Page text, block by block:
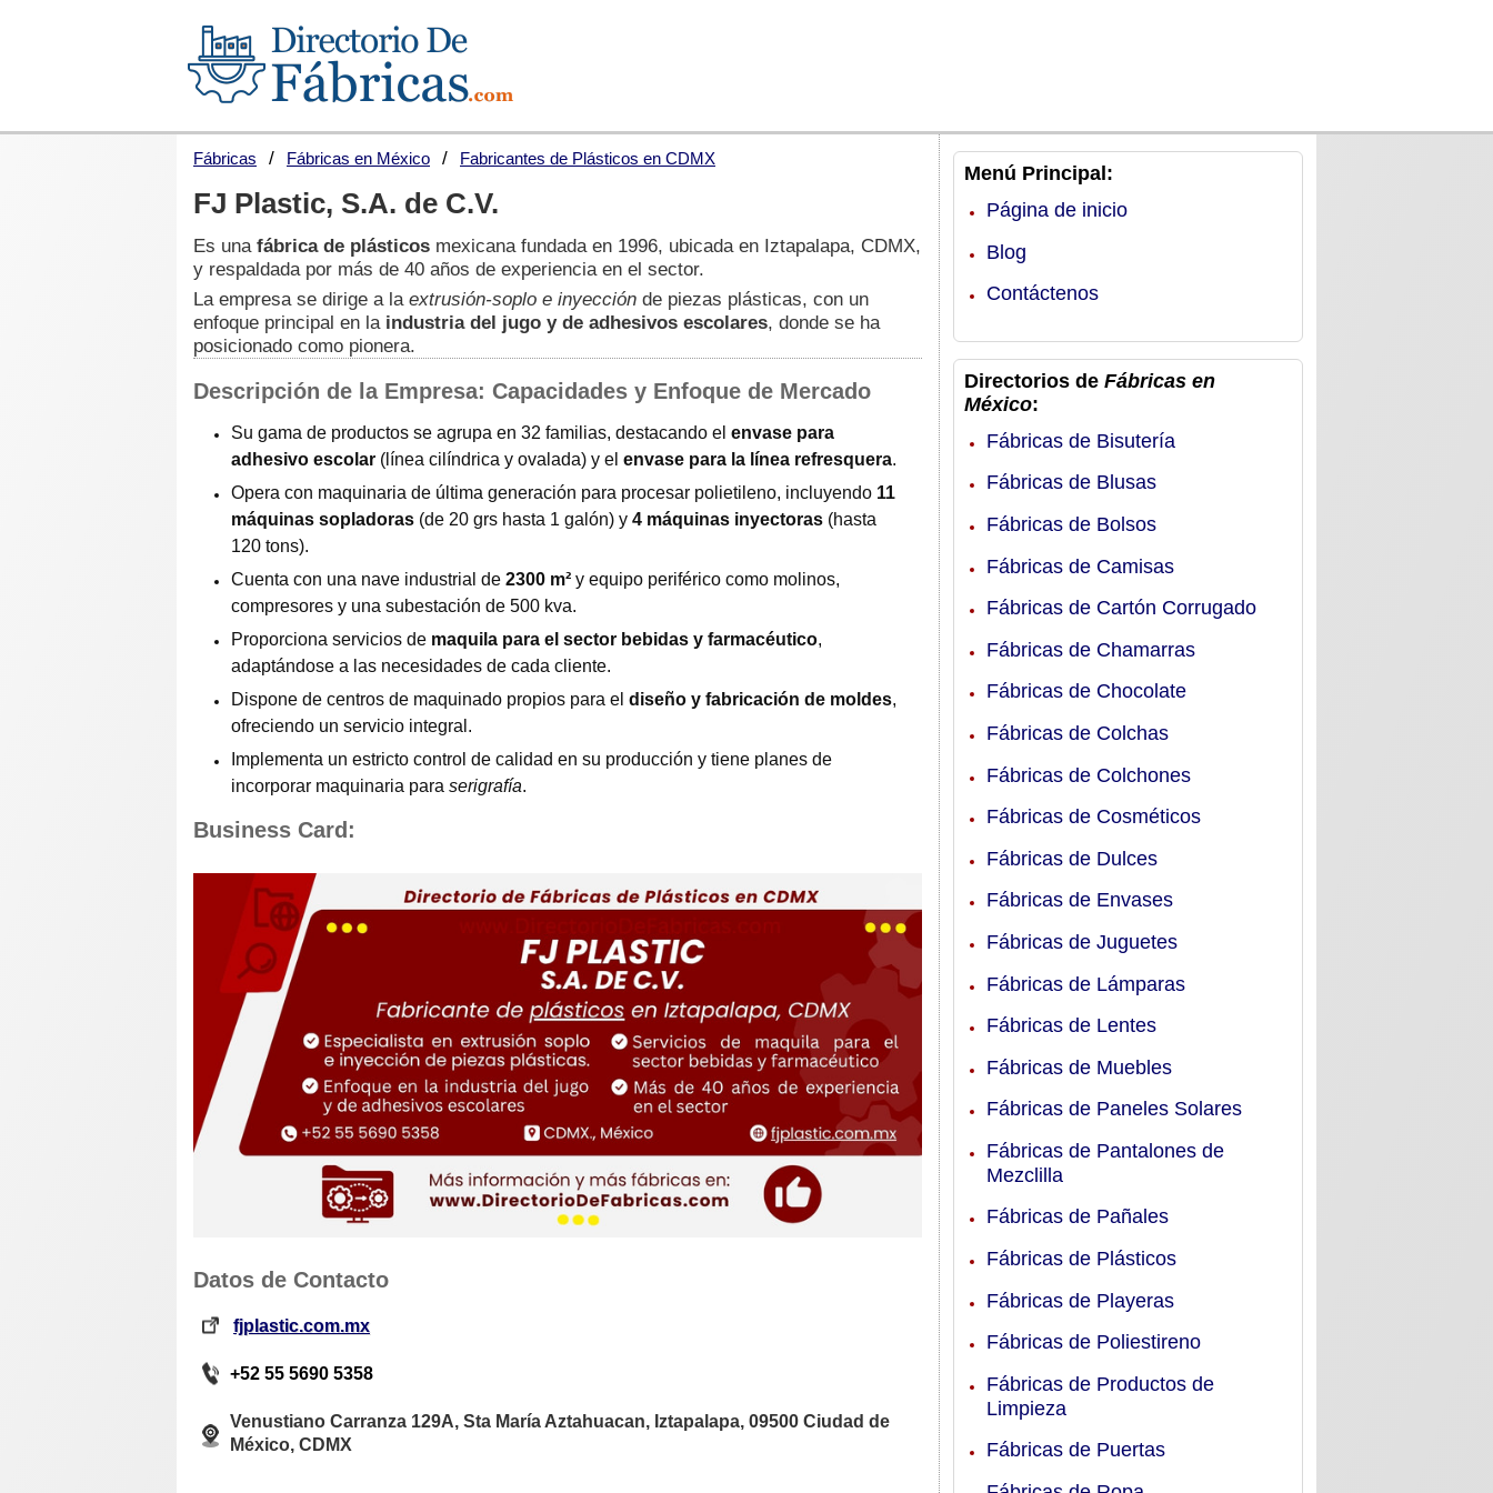
Fábricas Fábricas en México Fabricantes de Plásticos en CDMX
FJ Plastic, S.A. de C.V.
Es una fábrica de plásticos mexicana fundada en 1996, ubicada en Iztapalapa, CDMX,
y respaldada por más de 40 años de experiencia en el sector.
La empresa se dirige a la extrusión-soplo e inyección de piezas plásticas, con un
enfoque principal en la industria del jugo y de adhesivos escolares, donde se ha
posicionado como pionera.
Descripción de la Empresa: Capacidades y Enfoque de Mercado
Su gama de productos se agrupa en 32 familias, destacando el envase para
adhesivo escolar (línea cilíndrica y ovalada) y el envase para la línea refresquera.
Opera con maquinaria de última generación para procesar polietileno, incluyendo 11
máquinas sopladoras (de 20 grs hasta 1 galón) y 4 máquinas inyectoras (hasta
120 tons).
Cuenta con una nave industrial de 2300 m² y equipo periférico como molinos,
compresores y una subestación de 500 kva.
Proporciona servicios de maquila para el sector bebidas y farmacéutico,
adaptándose a las necesidades de cada cliente.
Dispone de centros de maquinado propios para el diseño y fabricación de moldes,
ofreciendo un servicio integral.
Implementa un estricto control de calidad en su producción y tiene planes de
incorporar maquinaria para serigrafía.
Business Card:
Datos de Contacto
fjplastic.com.mx
+52 55 5690 5358
Venustiano Carranza 129A, Sta María Aztahuacan, Iztapalapa, 09500 Ciudad de
México, CDMX
Menú Principal:
Página de inicio
Blog
Contáctenos
Directorios deFábricas en
México:
Fábricas de Bisutería
Fábricas de Blusas
Fábricas de Bolsos
Fábricas de Camisas
Fábricas de Cartón Corrugado
Fábricas de Chamarras
Fábricas de Chocolate
Fábricas de Colchas
Fábricas de Colchones
Fábricas de Cosméticos
Fábricas de Dulces
Fábricas de Envases
Fábricas de Juguetes
Fábricas de Lámparas
Fábricas de Lentes
Fábricas de Muebles
Fábricas de Paneles Solares
Fábricas de Pantalones de
Mezclilla
Fábricas de Pañales
Fábricas de Plásticos
Fábricas de Playeras
Fábricas de Poliestireno
Fábricas de Productos de
Limpieza
Fábricas de Puertas